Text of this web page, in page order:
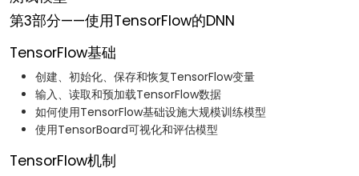
第3部分——使用TensorFlow的DNN
TensorFlow基础
创建、初始化、保存和恢复TensorFlow变量
输入、读取和预加载TensorFlow数据
如何使用TensorFlow基础设施大规模训练模型
使用TensorBoard可视化和评估模型
TensorFlow机制